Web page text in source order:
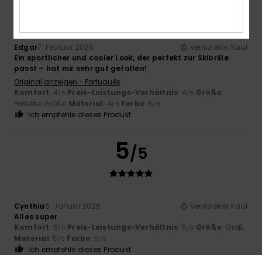
Edgar7. Februar 2026
Verifizierter Kauf
Ein sportlicher und cooler Look, der perfekt zur Skibrille
passt – hat mir sehr gut gefallen!
Original anzeigen - Português
Komfort: 4/5 Preis-Leistungs-Verhältnis: 4/5 Größe:
Perfekte Größe Material: 4/5 Farbe: 5/5
Ich empfehle dieses Produkt
5/5
Cynthia6. Januar 2026
Verifizierter Kauf
Alles super
Komfort: 5/5 Preis-Leistungs-Verhältnis: 5/5 Größe: Groß
Material: 5 /5 Farbe: 5/5
Ich empfehle dieses Produkt